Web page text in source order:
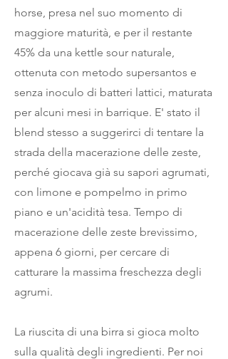
horse, presa nel suo momento di
maggiore maturità, e per il restante
45% da una kettle sour naturale,
ottenuta con metodo supersantos e
senza inoculo di batteri lattici, maturata
per alcuni mesi in barrique. E' stato il
blend stesso a suggerirci di tentare la
strada della macerazione delle zeste,
perché giocava già su sapori agrumati,
con limone e pompelmo in primo
piano e un'acidità tesa. Tempo di
macerazione delle zeste brevissimo,
appena 6 giorni, per cercare di
catturare la massima freschezza degli
agrumi.
​La riuscita di una birra si gioca molto
sulla qualità degli ingredienti. Per noi